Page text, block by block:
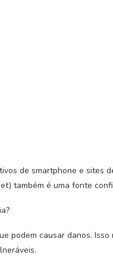
de smartphone e sites
também é uma fonte
podem causar danos.